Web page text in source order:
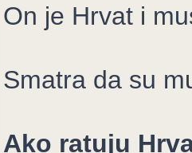
On je Hrvat i
Smatra da su
Ako ratuju